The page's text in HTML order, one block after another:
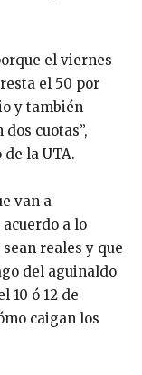
el viernes
el 50 por
y también
cuotas’’,
la UTA.
van a
a lo
sean reales y que
del aguinaldo
10 ó 12 de
caigan los